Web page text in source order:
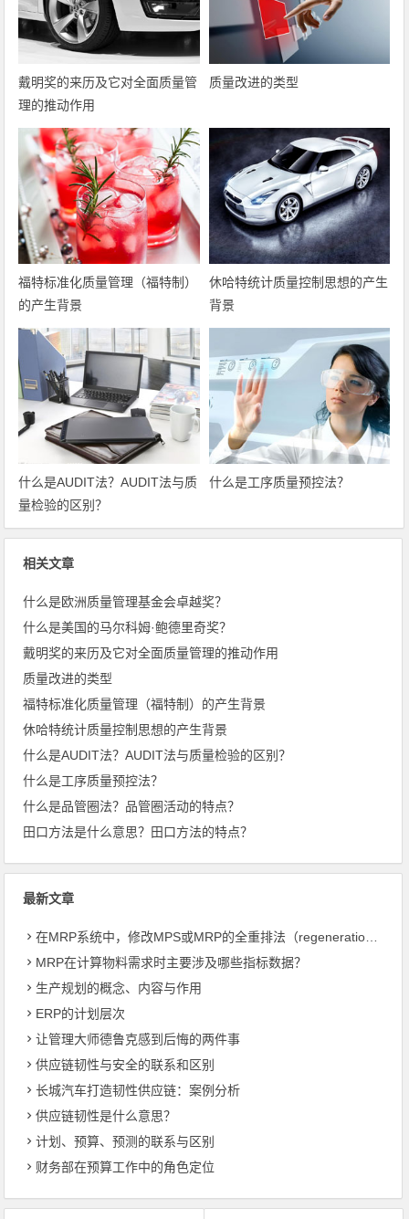
戴明奖的来历及它对全面质量管
理的推动作用
质量改进的类型
福特标准化质量管理（福特制）
的产生背景
休哈特统计质量控制思想的产生
背景
什么是AUDIT法？AUDIT法与质
量检验的区别？
什么是工序质量预控法？
相关文章
什么是欧洲质量管理基金会卓越奖？
什么是美国的马尔科姆·鲍德里奇奖？
戴明奖的来历及它对全面质量管理的推动作用
质量改进的类型
福特标准化质量管理（福特制）的产生背景
休哈特统计质量控制思想的产生背景
什么是AUDIT法？AUDIT法与质量检验的区别？
什么是工序质量预控法？
什么是品管圈法？品管圈活动的特点？
田口方法是什么意思？田口方法的特点？
最新文章
在MRP系统中，修改MPS或MRP的全重排法（regeneration）和净改变法？
MRP在计算物料需求时主要涉及哪些指标数据？
生产规划的概念、内容与作用
ERP的计划层次
让管理大师德鲁克感到后悔的两件事
供应链韧性与安全的联系和区别
长城汽车打造韧性供应链：案例分析
供应链韧性是什么意思？
计划、预算、预测的联系与区别
财务部在预算工作中的角色定位